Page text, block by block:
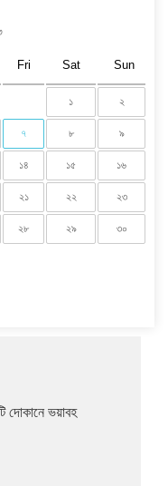
Fri Sat Sun
১ ২
৭ ৮ ৯
১৪ ১৫ ১৬
২১ ২২ ২৩
২৮ ২৯ ৩০
দোকানে ভয়াবহ